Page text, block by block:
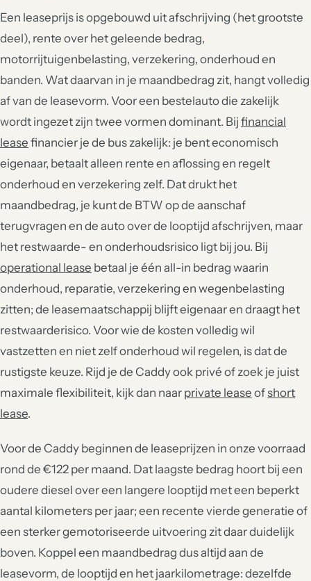
Een leaseprijs is opgebouwd uit afschrijving (het grootste
deel), rente over het geleende bedrag,
motorrijtuigenbelasting, verzekering, onderhoud en
banden. Wat daarvan in je maandbedrag zit, hangt volledig
af van de leasevorm. Voor een bestelauto die zakelijk
wordt ingezet zijn twee vormen dominant. Bij financial
lease financier je de bus zakelijk: je bent economisch
eigenaar, betaalt alleen rente en aflossing en regelt
onderhoud en verzekering zelf. Dat drukt het
maandbedrag, je kunt de BTW op de aanschaf
terugvragen en de auto over de looptijd afschrijven, maar
het restwaarde- en onderhoudsrisico ligt bij jou. Bij
operational lease betaal je één all-in bedrag waarin
onderhoud, reparatie, verzekering en wegenbelasting
zitten; de leasemaatschappij blijft eigenaar en draagt het
restwaarderisico. Voor wie de kosten volledig wil
vastzetten en niet zelf onderhoud wil regelen, is dat de
rustigste keuze. Rijd je de Caddy ook privé of zoek je juist
maximale flexibiliteit, kijk dan naar private lease ofshort
lease.
Voor de Caddy beginnen de leaseprijzen in onze voorraad
rond de €122 per maand. Dat laagste bedrag hoort bij een
oudere diesel over een langere looptijd met een beperkt
aantal kilometers per jaar; een recente vierde generatie of
een sterker gemotoriseerde uitvoering zit daar duidelijk
boven. Koppel een maandbedrag dus altijd aan de
leasevorm, de looptijd en het jaarkilometrage: dezelfde